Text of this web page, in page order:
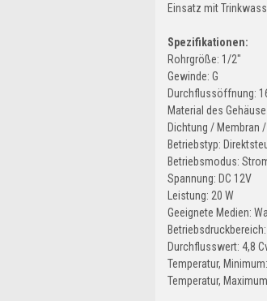
Einsatz mit
Spezifikationen:
Rohrgröße: 1/2"
Gewinde: G
Durchflussöffnung:
Material des
Dichtung / Membran
Betriebstyp:
Betriebsmodus:
Spannung: DC 12V
Leistung: 20 W
Geeignete Medien:
Durchflusswert: 4,8
Temperatur,
Temperatur,